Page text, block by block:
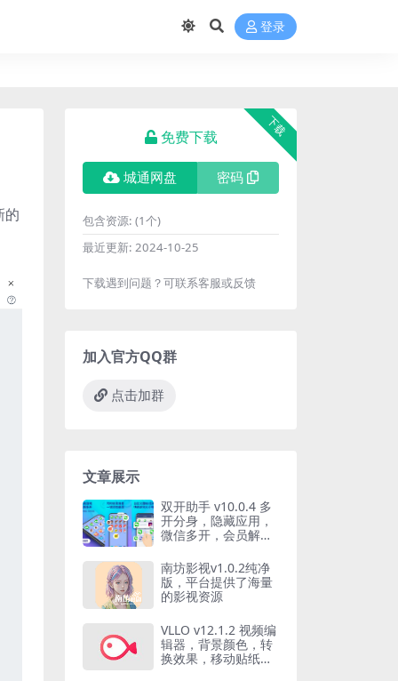
登录
的
下载
免费下载
城通网盘 密码
包含资源: (1个)
最近更新: 2024-10-25
下载遇到问题？可联系客服或反馈
加入官方QQ群
点击加群
文章展示
双开助手 v10.0.4 多
开分身，隐藏应用，
微信多开，会员解锁
南坊影视v1.0.2纯净
版，平台提供了海量
的影视资源
VLLO v12.1.2 视频编
辑器，背景颜色，转
换效果，移动贴纸